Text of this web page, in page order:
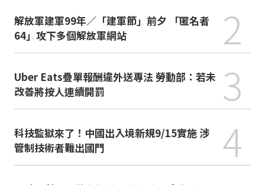
解放軍建軍99年／「建軍節」前夕 「匿名者
64」攻下多個解放軍網站
2
Uber Eats疊單報酬違外送專法 勞動部：若未
改善將按人連續開罰
3
科技監獄來了！中國出入境新規9/15實施 涉
管制技術者難出國門
4